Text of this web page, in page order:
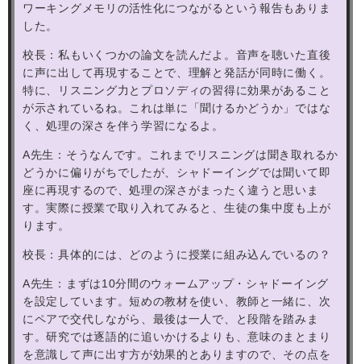
ワーキングメモリの活性化につながるという報告もありま
した。
校長：私もいくつかの論文を読んだよ。音声を聴いた直後
に声に出して再現することで、理解と発話が同時に働く。
特に、リスニング力とプロソディの習得に効果があること
が示されているね。これは単に「聞けるかどうか」ではな
く、処理の深さを伴う学習になるよ。
A先生：そうなんです。これまでリスニングは聞き取れるか
どうかに偏りがちでしたが、シャドーイングでは聞いて即
座に再現するので、処理の深さがまったく違うと思いま
す。実際に授業で取り入れてみると、生徒の集中度も上が
ります。
校長：具体的には、どのように授業に組み込んでいるの？
A先生：まずは10分間のウォームアップ・シャドーイング
を設定しています。短めの教材を使い、教師と一緒に、次
にペアで交代しながら、最後は一人で、と段階を踏みま
す。研究では逐語的に追いかけるよりも、意味のまとまり
を意識して声に出す方が効果的とありますので、その点を